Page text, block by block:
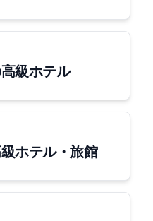
級ホテル
ホテル・旅館